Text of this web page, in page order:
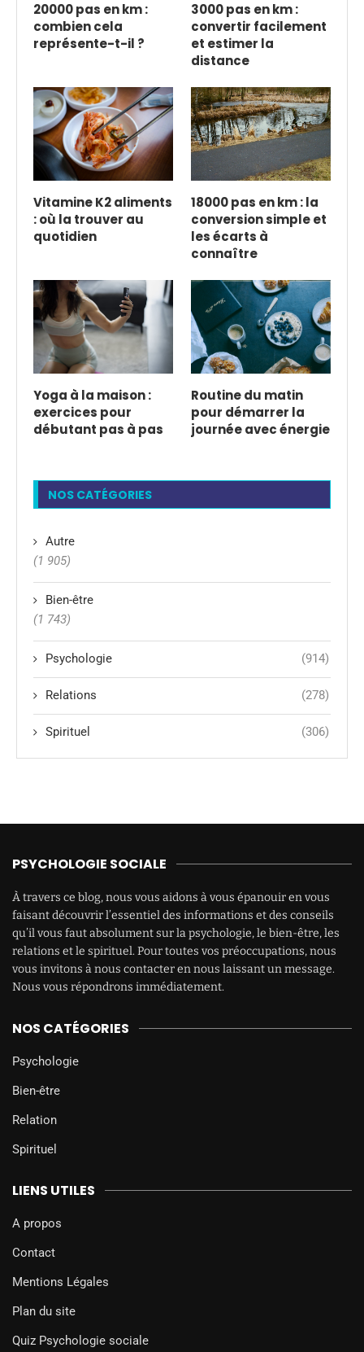
20000 pas en km :
combien cela
représente-t-il ?
3000 pas en km :
convertir facilement
et estimer la
distance
Vitamine K2 aliments
: où la trouver au
quotidien
18000 pas en km : la
conversion simple et
les écarts à
connaître
Yoga à la maison :
exercices pour
débutant pas à pas
Routine du matin
pour démarrer la
journée avec énergie
NOS CATÉGORIES
Autre
(1 905)
Bien-être
(1 743)
Psychologie (914)
Relations (278)
Spirituel (306)
PSYCHOLOGIE SOCIALE
À travers ce blog, nous vous aidons à vous épanouir en vous
faisant découvrir l’essentiel des informations et des conseils
qu’il vous faut absolument sur la psychologie, le bien-être, les
relations et le spirituel. Pour toutes vos préoccupations, nous
vous invitons à nous contacter en nous laissant un message.
Nous vous répondrons immédiatement.
NOS CATÉGORIES
Psychologie
Bien-être
Relation
Spirituel
LIENS UTILES
A propos
Contact
Mentions Légales
Plan du site
Quiz Psychologie sociale